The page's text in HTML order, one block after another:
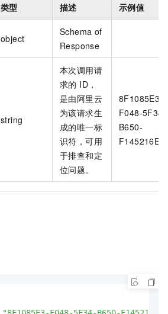
类型 描述 示例值
object
Schema of
Response
string
本次调用请
求的 ID，
是由阿里云
为该请求生
成的唯一标
识符，可用
于排查和定
位问题。
8F1085E3-
F048-5F34-
B650-